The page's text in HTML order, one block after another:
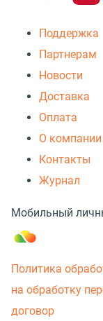
Поддержка
Партнерам
Новости
Доставка
Оплата
О компании
Контакты
Журнал
Мобильный
Политика
на обработку
договор